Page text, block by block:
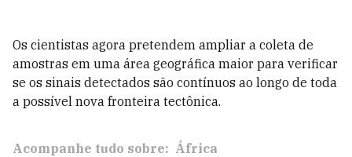
Os cientistas agora pretendem ampliar a coleta de
amostras em uma área geográfica maior para verificar
se os sinais detectados são contínuos ao longo de toda
a possível nova fronteira tectônica.
Acompanhe tudo sobre: África